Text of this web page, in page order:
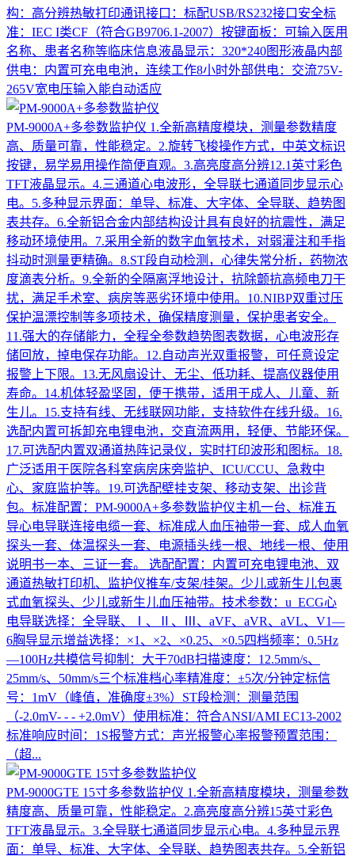
构：高分辨热敏打印通讯接口：标配USB/RS232接口安全标
准：IEC I类CF（符合GB9706.1-2007）按键面板：可输入医用
名称、患者名称等临床信息液晶显示：320*240图形液晶内部
供电：内置可充电电池，连续工作8小时外部供电：交流75V-
265V宽电压输入能自动适应
PM-9000A+多参数监护仪 1.全新高精度模块，测量参数精度
高、质量可靠，性能稳定。2.旋转飞梭操作方式，中英文标识
按键，易学易用操作简便直观。3.高亮度高分辨12.1英寸彩色
TFT液晶显示。4.三通道心电波形，全导联七通道同步显示心
电。5.多种显示界面：单导、标准、大字体、全导联、趋势图
表共存。6.全新铝合金内部结构设计具有良好的抗震性，满足
移动环境使用。7.采用全新的数字血氧技术，对弱灌注和手指
抖动时测量更精确。8.ST段自动检测，心律失常分析，药物浓
度滴表分析。9.全新的全隔离浮地设计，抗除颤抗高频电刀干
扰，满足手术室、病房等恶劣环境中使用。10.NIBP双重过压
保护温漂控制等多项技术，确保精度测量，保护患者安全。
11.强大的存储能力，全程全参数趋势图表数据，心电波形存
储回放，掉电保存功能。12.自动声光双重报警，可任意设定
报警上下限。13.无风扇设计、无尘、低功耗、提高仪器使用
寿命。14.机体轻盈坚固，便于携带，适用于成人、儿童、新
生儿。15.支持有线、无线联网功能，支持软件在线升级。16.
选配内置可拆卸充电锂电池，交直流两用，轻便、节能环保。
17.可选配内置双通道热阵记录仪，实时打印波形和图标。18.
广泛适用于医院各科室病房床旁监护、ICU/CCU、急救中
心、家庭监护等。19.可选配壁挂支架、移动支架、出诊背
包。标准配置：PM-9000A+多参数监护仪主机一台、标准五
导心电导联连接电缆一套、标准成人血压袖带一套、成人血氧
探头一套、体温探头一套、电源插头线一根、地线一根、使用
说明书一本、三证一套。 选配配置：内置可充电锂电池、双
通道热敏打印机、监护仪推车/支架/挂架。少儿或新生儿包裹
式血氧探头、少儿或新生儿血压袖带。技术参数：u ECG心
电导联选择：全导联、Ⅰ、Ⅱ、Ⅲ、aVF、aVR、aVL、V1—
6胸导显示增益选择：×1、×2、×0.25、×0.5四档频率：0.5Hz
—100Hz共模信号抑制：大于70dB扫描速度：12.5mm/s、
25mm/s、50mm/s三个标准档心率精准度：±5次/分钟定标信
号：1mV（峰值，准确度±3%）ST段检测：测量范围
（-2.0mV- - - +2.0mV）使用标准：符合ANSI/AMI EC13-2002
标准响应时间：1S报警方式：声光报警心率报警预置范围：
（超...
PM-9000GTE 15寸多参数监护仪 1.全新高精度模块，测量参数
精度高、质量可靠，性能稳定。2.高亮度高分辨15英寸彩色
TFT液晶显示。3.全导联七通道同步显示心电。4.多种显示界
面：单导、标准、大字体、全导联、趋势图表共存。5.全新铝